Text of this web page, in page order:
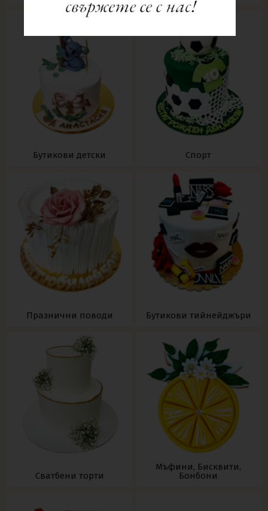
Бутикови детски Спорт
Празнични поводи Бутикови тийнейджъри
Сватбени торти
Мъфини, Бисквити,
Бонбони